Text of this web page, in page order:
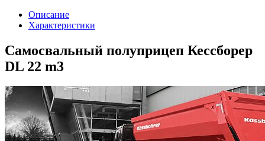
Описание
Характеристики
Самосвальный полуприцеп Кессборер
DL 22 m3